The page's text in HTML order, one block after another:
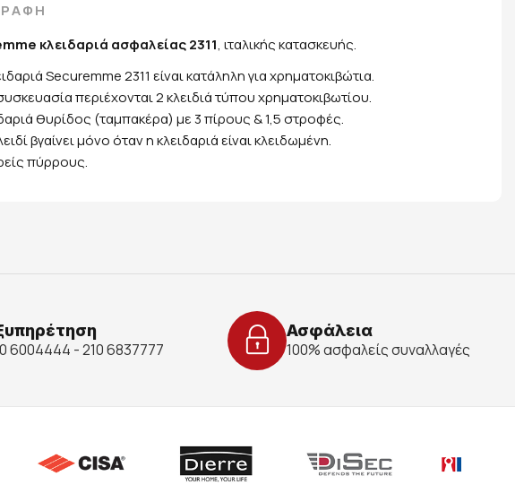
κλειδαριά ασφαλείας 2311, ιταλικής κατασκευής.
Securemme 2311 είναι κατάληλη για χρηματοκιβώτια.
περιέχονται 2 κλειδιά τύπου χρηματοκιβωτίου.
θυρίδος (ταμπακέρα) με 3 πίρους & 1,5 στροφές.
βγαίνει μόνο όταν η κλειδαριά είναι κλειδωμένη.
πύρρους.
6004444 - 210 6837777
Ασφάλεια
100% ασφαλείς συναλλαγές